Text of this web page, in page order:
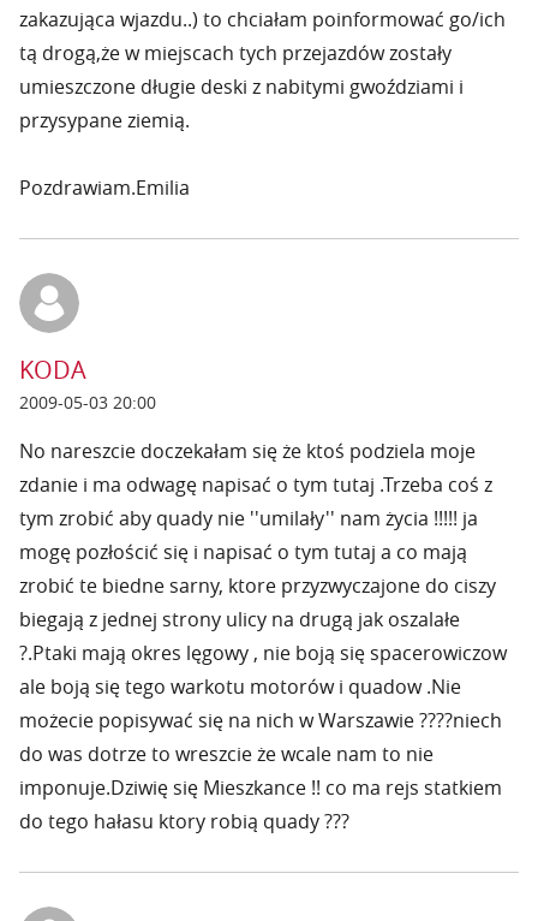
zakazująca wjazdu..) to chciałam poinformować go/ich
tą drogą,że w miejscach tych przejazdów zostały
umieszczone długie deski z nabitymi gwoździami i
przysypane ziemią.
Pozdrawiam.Emilia
KODA
2009-05-03 20:00
No nareszcie doczekałam się że ktoś podziela moje
zdanie i ma odwagę napisać o tym tutaj .Trzeba coś z
tym zrobić aby quady nie ''umilały'' nam życia !!!!! ja
mogę pozłościć się i napisać o tym tutaj a co mają
zrobić te biedne sarny, ktore przyzwyczajone do ciszy
biegają z jednej strony ulicy na drugą jak oszalałe
?.Ptaki mają okres lęgowy , nie boją się spacerowiczow
ale boją się tego warkotu motorów i quadow .Nie
możecie popisywać się na nich w Warszawie ????niech
do was dotrze to wreszcie że wcale nam to nie
imponuje.Dziwię się Mieszkance !! co ma rejs statkiem
do tego hałasu ktory robią quady ???